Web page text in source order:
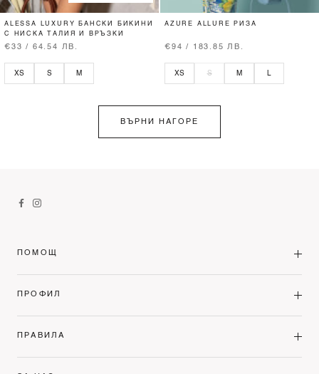
ALESSA LUXURY БАНСКИ БИКИНИ
С НИСКА ТАЛИЯ И ВРЪЗКИ
€33 / 64.54 ЛВ.
XS S M
AZURE ALLURE РИЗА
€94 / 183.85 ЛВ.
XS S M
ВЪРНИ НАГОРЕ
ПОМОЩ
ПРОФИЛ
ПРАВИЛА